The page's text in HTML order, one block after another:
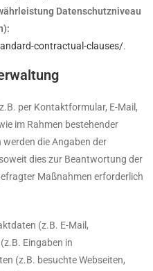
Datenschutzniveau
contractual-clauses/.
per Kontaktformular, E-Mail,
im Rahmen bestehender
die Angaben der
dies zur Beantwortung der
Maßnahmen erforderlich
(z.B. E-Mail,
Eingaben in
(z.B. besuchte Webseiten,